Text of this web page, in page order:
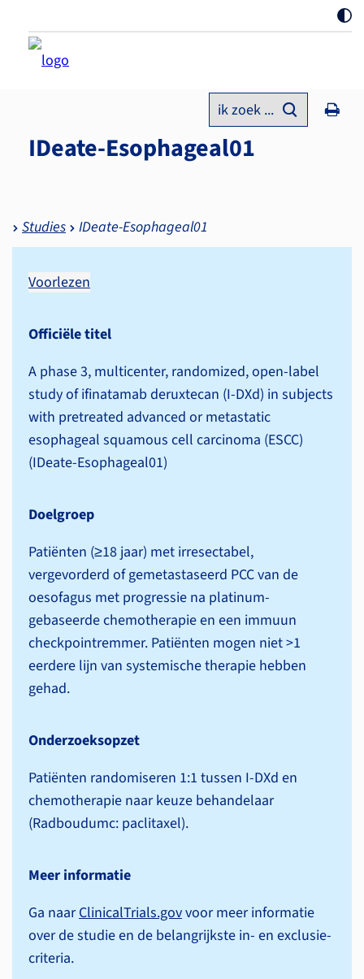
ik zoek ...
IDeate-Esophageal01
Studies IDeate-Esophageal01
Voorlezen
Officiële titel
A phase 3, multicenter, randomized, open-label
study of ifinatamab deruxtecan (I-DXd) in subjects
with pretreated advanced or metastatic
esophageal squamous cell carcinoma (ESCC)
(IDeate-Esophageal01)
Doelgroep
Patiënten (≥18 jaar) met irresectabel,
vergevorderd of gemetastaseerd PCC van de
oesofagus met progressie na platinum-
gebaseerde chemotherapie en een immuun
checkpointremmer. Patiënten mogen niet >1
eerdere lijn van systemische therapie hebben
gehad.
Onderzoeksopzet
Patiënten randomiseren 1:1 tussen I-DXd en
chemotherapie naar keuze behandelaar
(Radboudumc: paclitaxel).
Meer informatie
Ga naarClinicalTrials.govvoor meer informatie
over de studie en de belangrijkste in- en exclusie­
criteria.